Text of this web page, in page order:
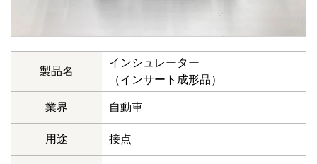
製品名
インシュレーター
（インサート成形品）
業界 自動車
用途 接点